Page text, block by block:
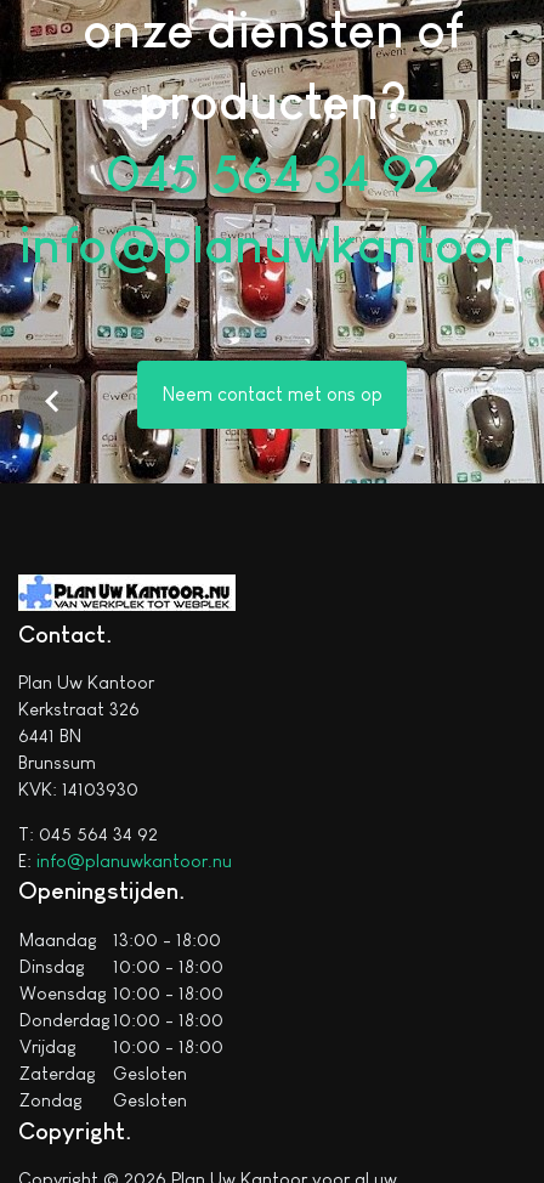
onze diensten of
producten?
045 564 34 92
Neem contact met ons op
Contact
Plan Uw Kantoor
Kerkstraat 326
6441 BN
Brunssum
KVK: 14103930
T: 045 564 34 92
E: info@planuwkantoor.nu
Openingstijden
Maandag
Dinsdag
Woensdag
Donderdag
Vrijdag
Zaterdag
Zondag
13:00 - 18:00
10:00 - 18:00
10:00 - 18:00
10:00 - 18:00
10:00 - 18:00
Gesloten
Gesloten
Copyright
Copyright © 2026 Plan Uw Kantoor voor al uw